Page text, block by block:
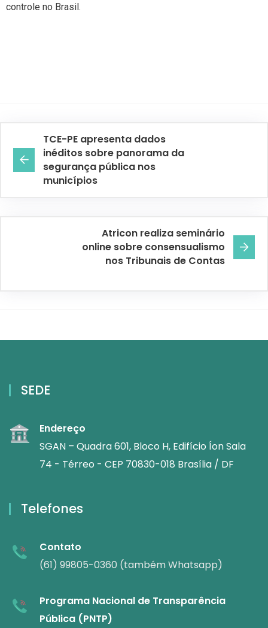
controle no Brasil.
TCE-PE apresenta dados
inéditos sobre panorama da
segurança pública nos
municípios
Atricon realiza seminário
online sobre consensualismo
nos Tribunais de Contas
SEDE
Endereço
SGAN – Quadra 601, Bloco H, Edifício Íon Sala
74 - Térreo - CEP 70830-018 Brasília / DF
Telefones
Contato
(61) 99805-0360 (também Whatsapp)
Programa Nacional de Transparência
Pública (PNTP)